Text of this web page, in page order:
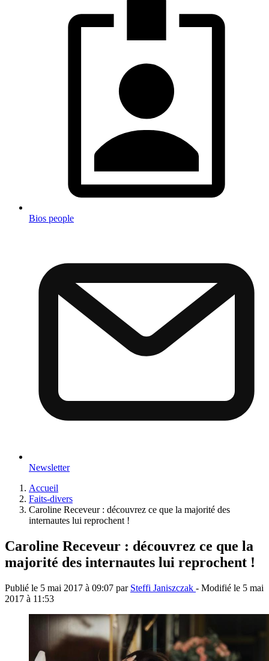
Bios people
Newsletter
Accueil
Faits-divers
Caroline Receveur : découvrez ce que la majorité des
internautes lui reprochent !
Caroline Receveur : découvrez ce que la
majorité des internautes lui reprochent !
Publié le 5 mai 2017 à 09:07 par Steffi Janiszczak - Modifié le 5 mai
2017 à 11:53